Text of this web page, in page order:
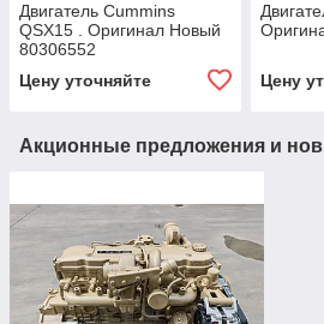
Двигатель Cummins
QSX15 . Оригинал Новый
80306552
Цену уточняйте
Цену
Акционные предложения и